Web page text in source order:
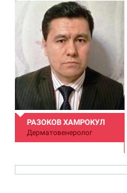
РАЗОКОВ ХАМРОКУЛ
Дерматовенеролог